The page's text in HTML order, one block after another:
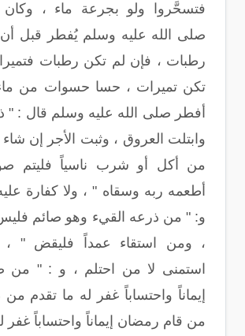
فتسحَّروا ولو بجرعة ماء ،
صلى الله عليه وسلم يُفطر قبل
رطبات ، فإن لم تكن رطبات
تكن تميرات ، حسا حسوات من ماء
أفطر صلى الله عليه وسلم قال : "
وابتلت العروق ، وثبت الأجر إن
من أكل أو شرب ناسياً فليتم
أطعمه ربه وسقاه " ، ولا كفارة
و: " من ذرعه القيء وهو صائم
، ومن استقاء عمداً فليقض "
استمنى لا من احتلم ، و : " من
إيماناً واحتساباً غفر له ما تقدم
من قام رمضان إيماناً واحتساباً غفر